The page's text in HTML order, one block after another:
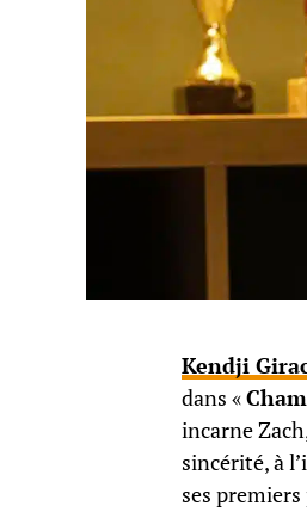
Kendji
dans «
incarne
sincérité, à
ses